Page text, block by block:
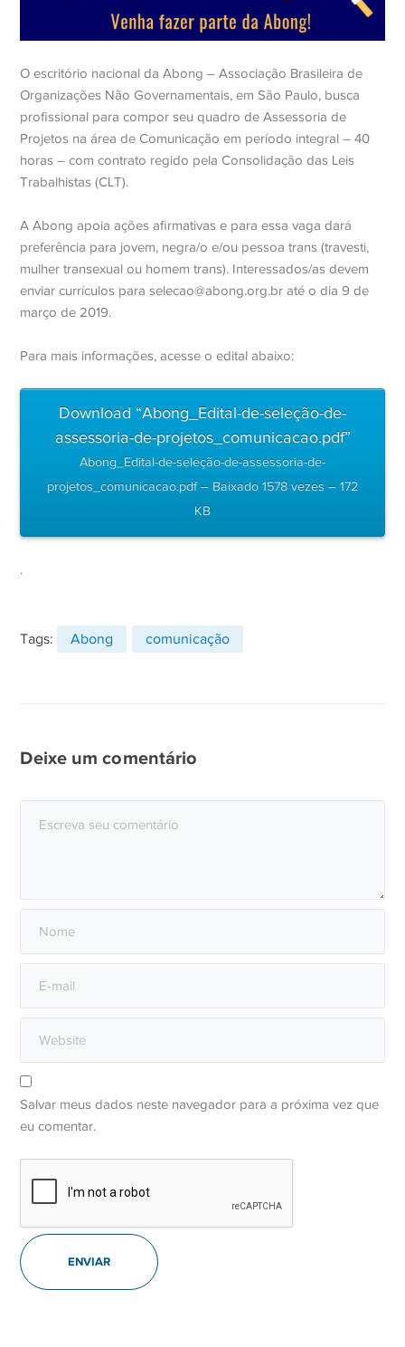
O escritório nacional da Abong – Associação Brasileira de
Organizações Não Governamentais, em São Paulo, busca
profissional para compor seu quadro de Assessoria de
Projetos na área de Comunicação em período integral – 40
horas – com contrato regido pela Consolidação das Leis
Trabalhistas (CLT).
A Abong apoia ações afirmativas e para essa vaga dará
preferência para jovem, negra/o e/ou pessoa trans (travesti,
mulher transexual ou homem trans). Interessados/as devem
enviar currículos para selecao@abong.org.br até o dia 9 de
março de 2019.
Para mais informações, acesse o edital abaixo:
Download “Abong_Edital-de-seleção-de-
assessoria-de-projetos_comunicacao.pdf”
Abong_Edital-de-seleção-de-assessoria-de-
projetos_comunicacao.pdf – Baixado 1578 vezes – 172
KB
.
Tags: Abong comunicação
Deixe um comentário
Salvar meus dados neste navegador para a próxima vez que
eu comentar.